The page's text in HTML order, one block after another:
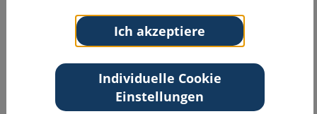
Ich akzeptiere
Individuelle Cookie
Einstellungen
Referent:innen
Supervisor:innen
Aufnahmeantrag